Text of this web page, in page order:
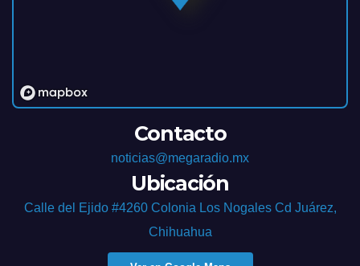
Contacto
noticias@megaradio.mx
Ubicación
Calle del Ejido #4260 Colonia Los Nogales Cd Juárez,
Chihuahua